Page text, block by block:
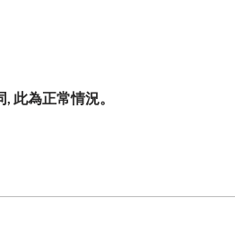
, 此為正常情況。